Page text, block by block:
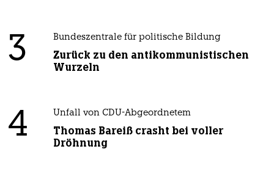
3 Bundeszentrale für politische Bildung
Zurück zu den antikommunistischen
Wurzeln
4 Unfall von CDU-Abgeordnetem
Thomas Bareiß crasht bei voller
Dröhnung